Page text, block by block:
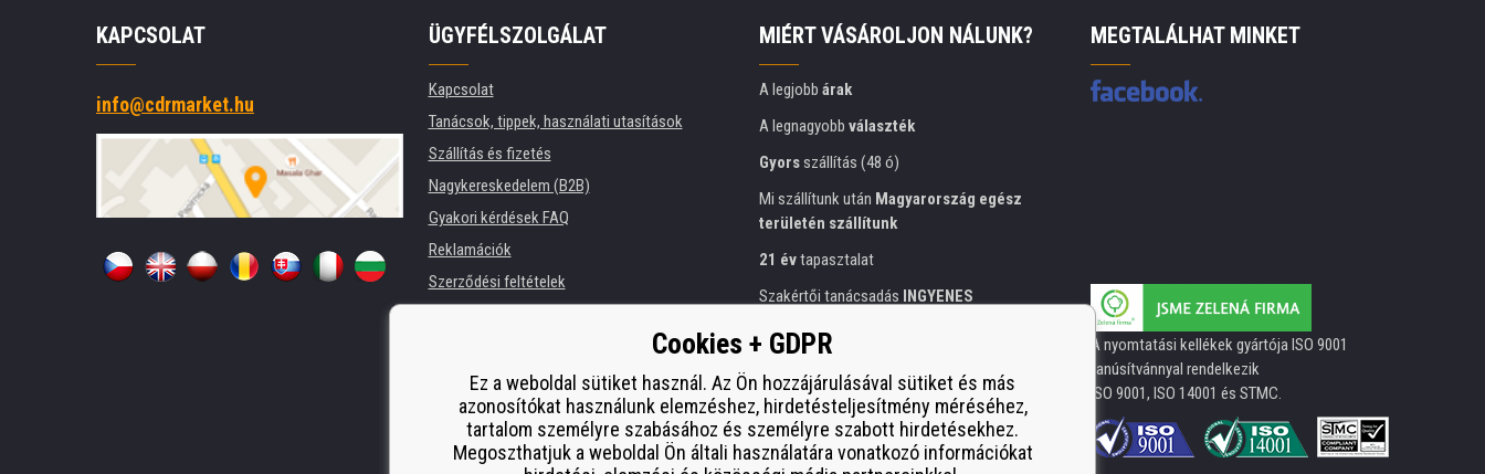
KAPCSOLAT
info@cdrmarket.hu
ÜGYFÉLSZOLGÁLAT
Kapcsolat
Tanácsok, tippek, használati utasítások
Szállítás és fizetés
Nagykereskedelem (B2B)
Gyakori kérdések FAQ
Reklamációk
Szerződési feltételek
Nyomtatók bérlése
Pótló teljesítmény
Odstoupení od smlouvy
MIÉRT VÁSÁROLJON NÁLUNK?
A legjobb árak
A legnagyobb választék
Gyorsszállítás (48 ó)
Mi szállítunk után Magyarország egész
területén szállítunk
21 évtapasztalat
Szakértői tanácsadás INGYENES
Előzékeny hozzáállás
Biztonságoson-line fizetés
MEGTALÁLHAT MINKET
A nyomtatási kellékek gyártója ISO 9001
tanúsítvánnyal rendelkezik
ISO 9001, ISO 14001 és STMC.
Cookies + GDPR
Ez a weboldal sütiket használ. Az Ön hozzájárulásával sütiket és más
azonosítókat használunk elemzéshez, hirdetésteljesítmény méréséhez,
tartalom személyre szabásához és személyre szabott hirdetésekhez.
Megoszthatjuk a weboldal Ön általi használatára vonatkozó információkat